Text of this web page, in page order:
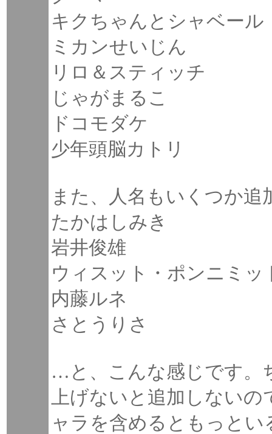
キクちゃんとシャベール
ミカンせいじん
リロ＆スティッチ
じゃがまるこ
ドコモダケ
少年頭脳カトリ
また、人名もいくつか追
たかはしみき
岩井俊雄
ウィスット・ポンニミッ
内藤ルネ
さとうりさ
…と、こんな感じです。
上げないと追加しない
ャラを含めるともっと